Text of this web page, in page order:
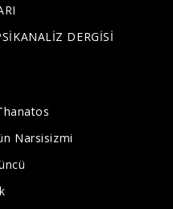
DERGİSİ
Narsisizmi